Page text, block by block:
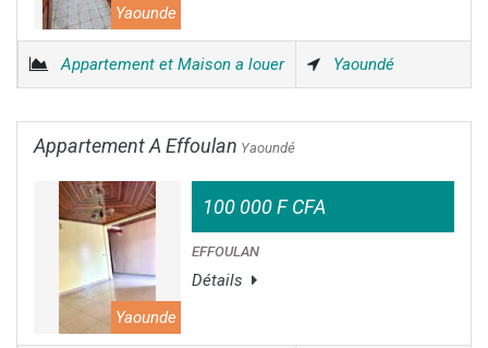
Yaounde
Appartement et Maison a louer Yaoundé
Appartement A Effoulan Yaoundé
Yaounde
100 000 F CFA
EFFOULAN
Détails